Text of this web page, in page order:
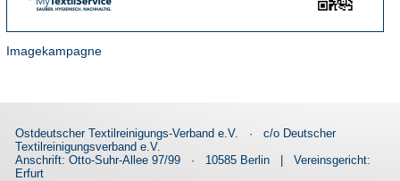
Imagekampagne
Ostdeutscher Textilreinigungs-Verband e.V. ·
c/o Deutscher
Textilreinigungsverband e.V.
Anschrift: Otto-Suhr-Allee 97/99
· 10585 Berlin |
Vereinsgericht:
Erfurt